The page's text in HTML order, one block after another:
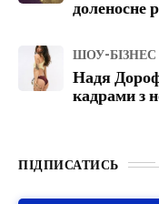
доленосне
ШОУ-БІЗНЕС
Надя
кадрами з
ПІДПИСАТИСЬ